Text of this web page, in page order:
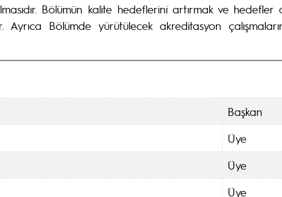
Bölümün kalite hedeflerini artırmak ve hedefler
Bölümde yürütülecek akreditasyon
Başkan
Üye
Üye
Üye